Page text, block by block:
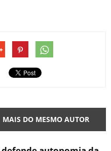
MAIS DO MESMO AUTOR